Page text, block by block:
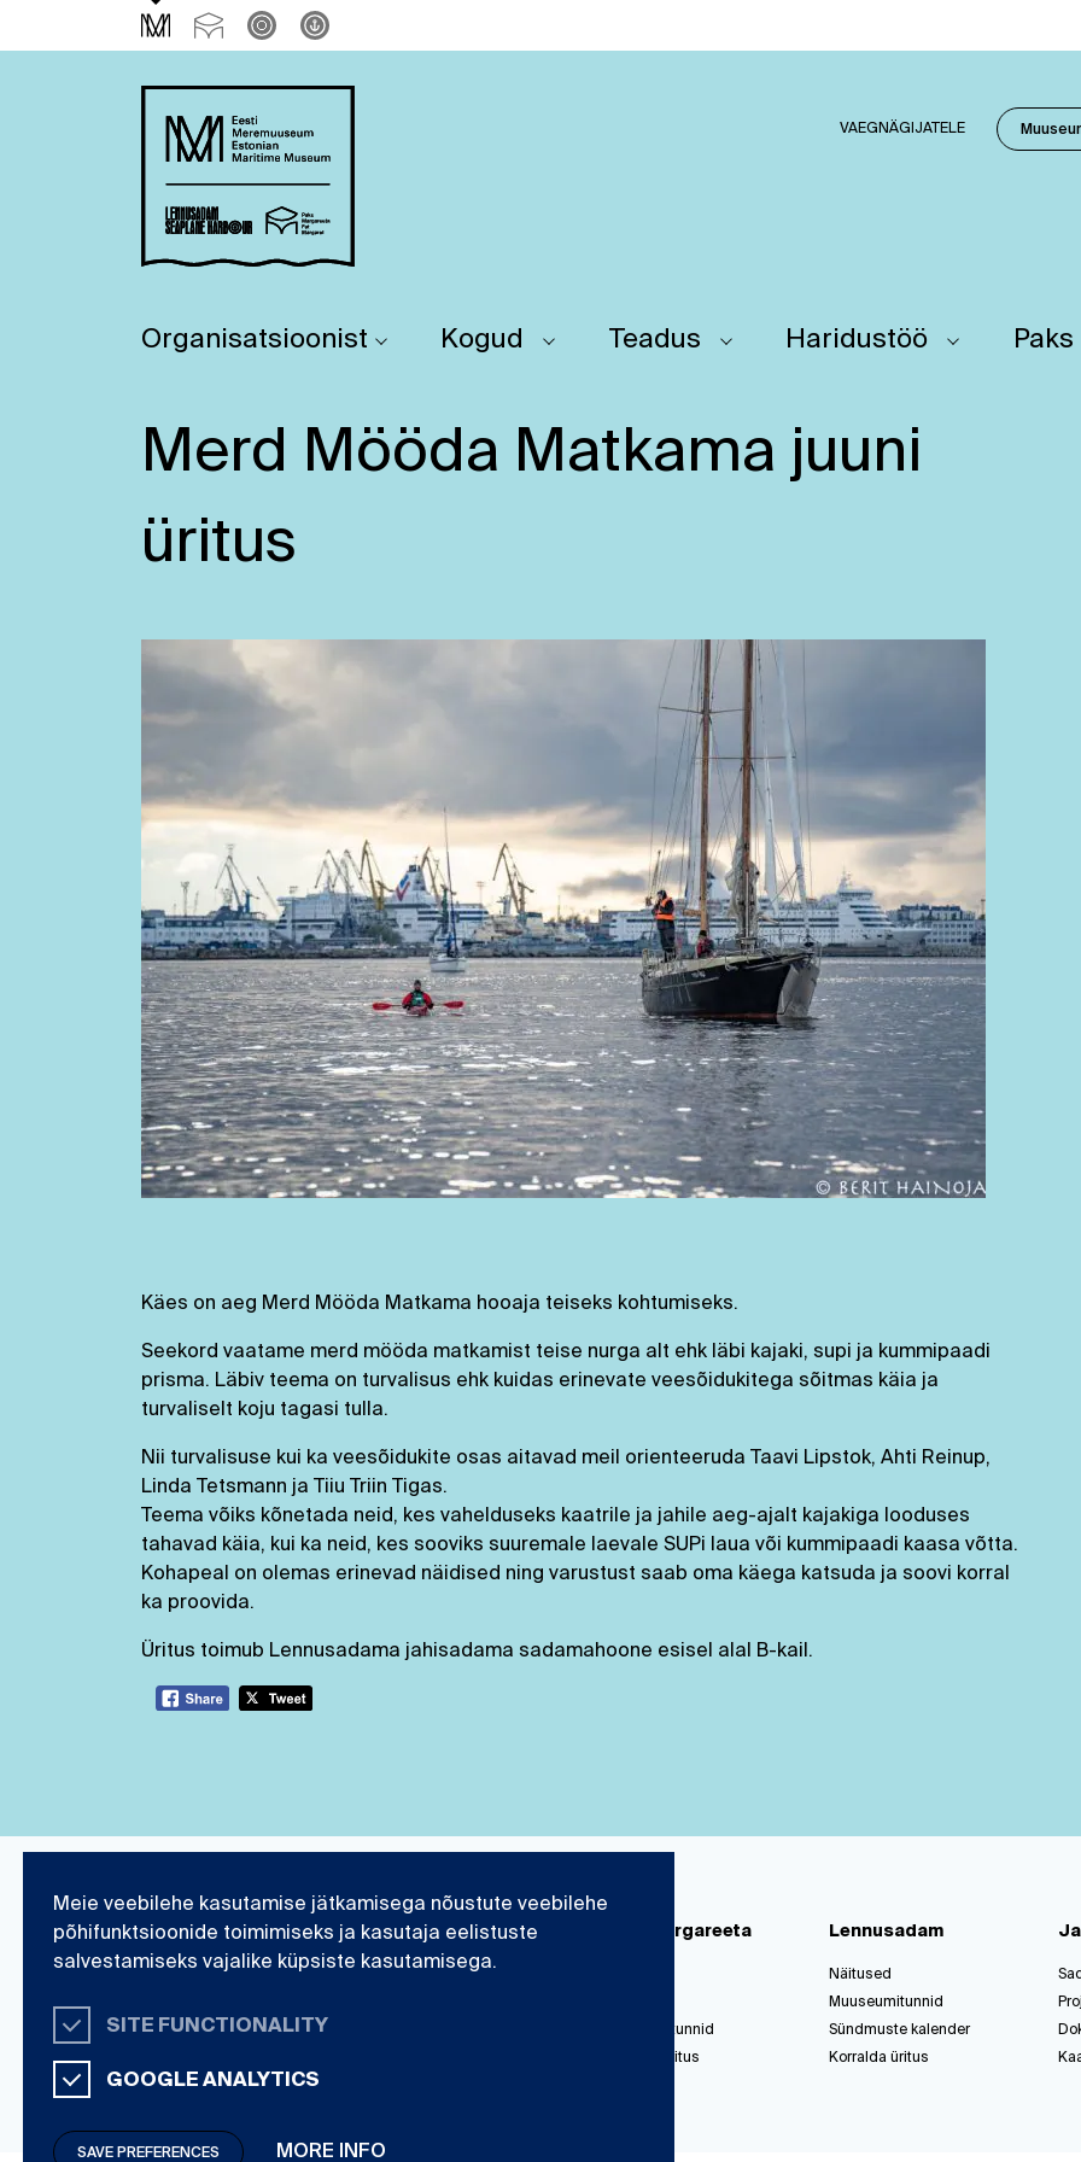
VAEGNÄGIJATELE
Organisatsioonist Kogud Teadus Haridustöö
Merd Mööda Matkama juuni
üritus
Käes on aeg Merd Mööda Matkama hooaja teiseks kohtumiseks.
Seekord vaatame merd mööda matkamist teise nurga alt ehk läbi kajaki, supi ja kummipaadi
prisma. Läbiv teema on turvalisus ehk kuidas erinevate veesõidukitega sõitmas käia ja
turvaliselt koju tagasi tulla.
Nii turvalisuse kui ka veesõidukite osas aitavad meil orienteeruda Taavi Lipstok, Ahti Reinup,
Linda Tetsmann ja Tiiu Triin Tigas.
Teema võiks kõnetada neid, kes vahelduseks kaatrile ja jahile aeg-ajalt kajakiga looduses
tahavad käia, kui ka neid, kes sooviks suuremale laevale SUPi laua või kummipaadi kaasa võtta.
Kohapeal on olemas erinevad näidised ning varustust saab oma käega katsuda ja soovi korral
ka proovida.
Üritus toimub Lennusadama jahisadama sadamahoone esisel alal B-kail.
Eesti Meremuuseum
Organisatsioonist
E-pood
Teadustöö ja kogud
Uurimisvaldkonnad
Paks Margareeta
Muuseumitunnid
Korralda üritus
Lennusadam
Näitused
Muuseumitunnid
Sündmuste kalender
Korralda üritus
Meie veebilehe kasutamise jätkamisega nõustute veebilehe
põhifunktsioonide toimimiseks ja kasutaja eelistuste
salvestamiseks vajalike küpsiste kasutamisega.
SITE FUNCTIONALITY
GOOGLE ANALYTICS
SAVE PREFERENCES MORE INFO